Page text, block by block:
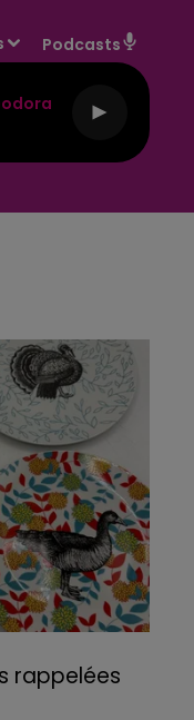
Podcasts
rappelées